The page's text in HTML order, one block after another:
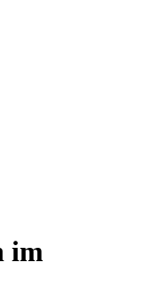
im